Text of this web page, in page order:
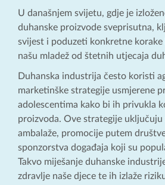
U današnjem svijetu, gdje je
duhanske proizvode sveprisutna,
svijest i poduzeti konkretne
našu mladež od štetnih utjecaja
Duhanska industrija često koristi
marketinške strategije usmjerene
adolescentima kako bi ih privukla
proizvoda. Ove strategije
ambalaže, promocije putem
sponzorstva događaja koji su
Takvo miješanje duhanske
zdravlje naše djece te ih izlaže